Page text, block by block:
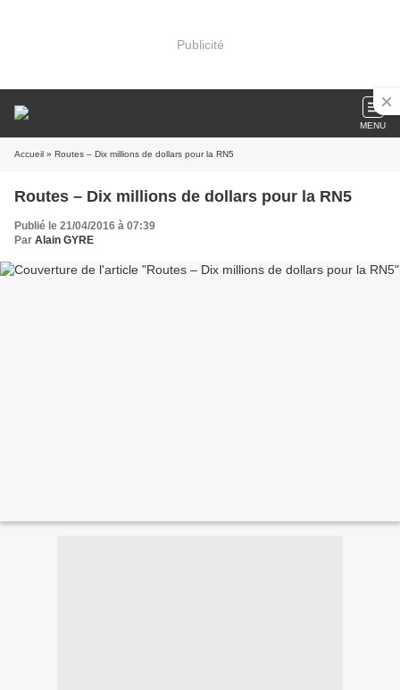
Publicité
MENU
Accueil » Routes – Dix millions de dollars pour la RN5
Routes – Dix millions de dollars pour la RN5
Publié le 21/04/2016 à 07:39
Par Alain GYRE